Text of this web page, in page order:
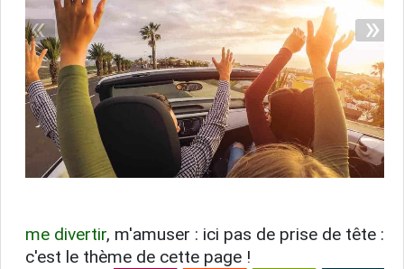
« »
me divertir, m'amuser : ici pas de prise de tête :
c'est le thème de cette page !